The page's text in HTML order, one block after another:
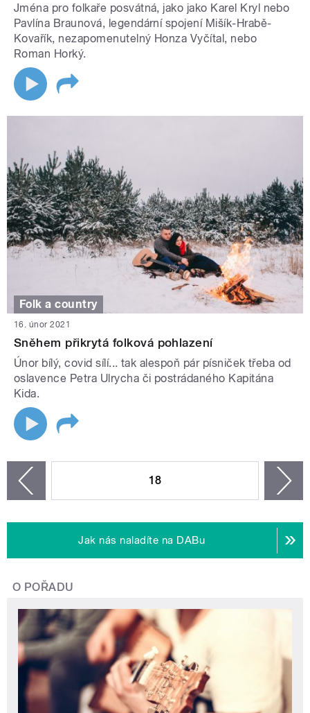
Jména pro folkaře posvátná, jako jako Karel Kryl nebo
Pavlína Braunová, legendární spojení Mišík-Hrabě-
Kovařík, nezapomenutelný Honza Vyčítal, nebo
Roman Horký.
Folk a country
16. únor 2021
Sněhem přikrytá folková pohlazení
Únor bílý, covid sílí... tak alespoň pár písniček třeba od
oslavence Petra Ulrycha či postrádaného Kapitána
Kida.
18
Jak nás naladíte na DABu
O POŘADU